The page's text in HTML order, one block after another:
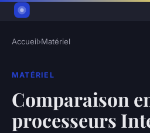
Accueil›Matériel
MATÉRIEL
Comparaison
processeurs